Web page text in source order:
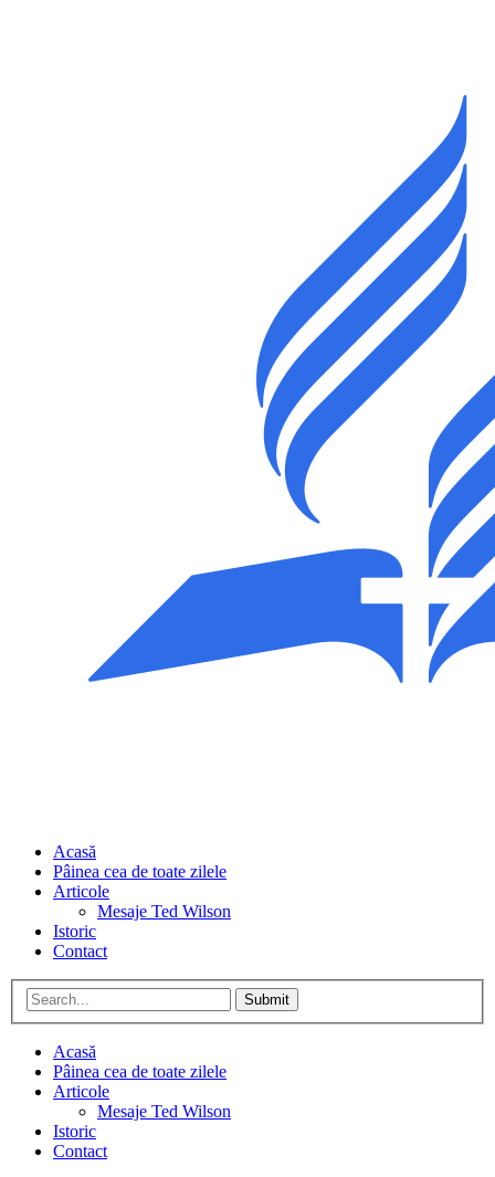
Acasă
Pâinea cea de toate zilele
Articole
Mesaje Ted Wilson
Istoric
Contact
Submit
Acasă
Pâinea cea de toate zilele
Articole
Mesaje Ted Wilson
Istoric
Contact